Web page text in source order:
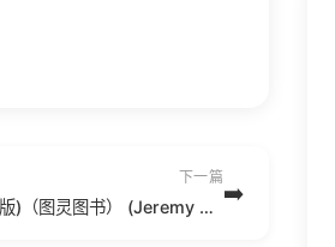
下一篇
JavaScript DOM编程艺术(第2版)（图灵图书） (Jeremy Keith Jeffrey Sambells).epub ➡️